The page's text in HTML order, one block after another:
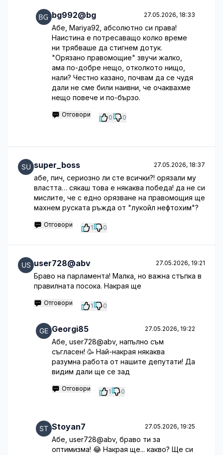
bg992@bg 27.05.2026, 18:33
Абе, Mariya92, абсолютно си права!
Наистина е потресаващо колко време
ни трябваше да стигнем дотук.
"Орязано правомощие" звучи жалко,
ама по-добре нещо, отколкото нищо,
нали? Честно казано, почвам да се чудя
дали не сме били наивни, че очаквахме
нещо повече и по-бързо.
Отговори 0 0
super_boss 27.05.2026, 18:37
абе, пич, сериозно ли сте всички?! орязали му
властта… сякаш това е някаква победа! да не си
мислите, че с едно орязване на правомощия ще
махнем руската ръжда от "лукойл нефтохим"?
Отговори 1 0
user728@abv 27.05.2026, 19:21
Браво на парламента! Малка, но важна стъпка в
правилната посока. Накрая ще
Отговори 1 0
Georgi85 27.05.2026, 19:22
Абе, user728@abv, напълно съм
съгласен! 🥳 Най-накрая някаква
разумна работа от нашите депутати! Да
видим дали ще се зад
Отговори 1 0
Stoyan7 27.05.2026, 19:25
Абе, user728@abv, браво ти за
оптимизма! 😂 Накрая ще... какво? Ще си